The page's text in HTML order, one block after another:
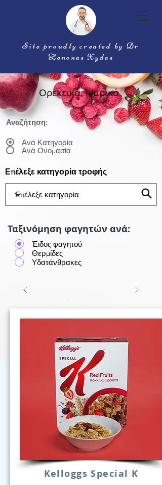
Site proudly created by Dr
Zenonas Xydas
Ορεκτικά, Ψαρικά
Αναζήτηση:
Ανά Κατηγορία
Ανά Ονομασία
Επέλεξε κατηγορία τροφής
Ταξινόμηση φαγητών ανά:
Έιδος φαγητού
Θερμίδες
Υδατάνθρακες
Kelloggs Special K